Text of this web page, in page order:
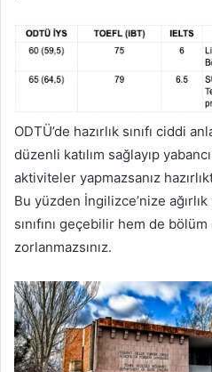
ODTÜ’de hazırlık sınıfı ciddi
düzenli katılım sağlayıp
aktiviteler yapmazsanız
Bu yüzden İngilizce’nize
sınıfını geçebilir hem de
zorlanmazsınız.